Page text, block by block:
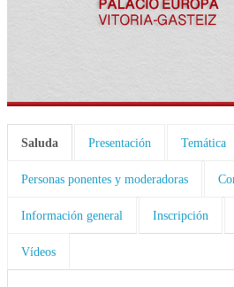
Saluda Presentación Temática
Personas ponentes y moderadoras
Información general Inscripción
Vídeos